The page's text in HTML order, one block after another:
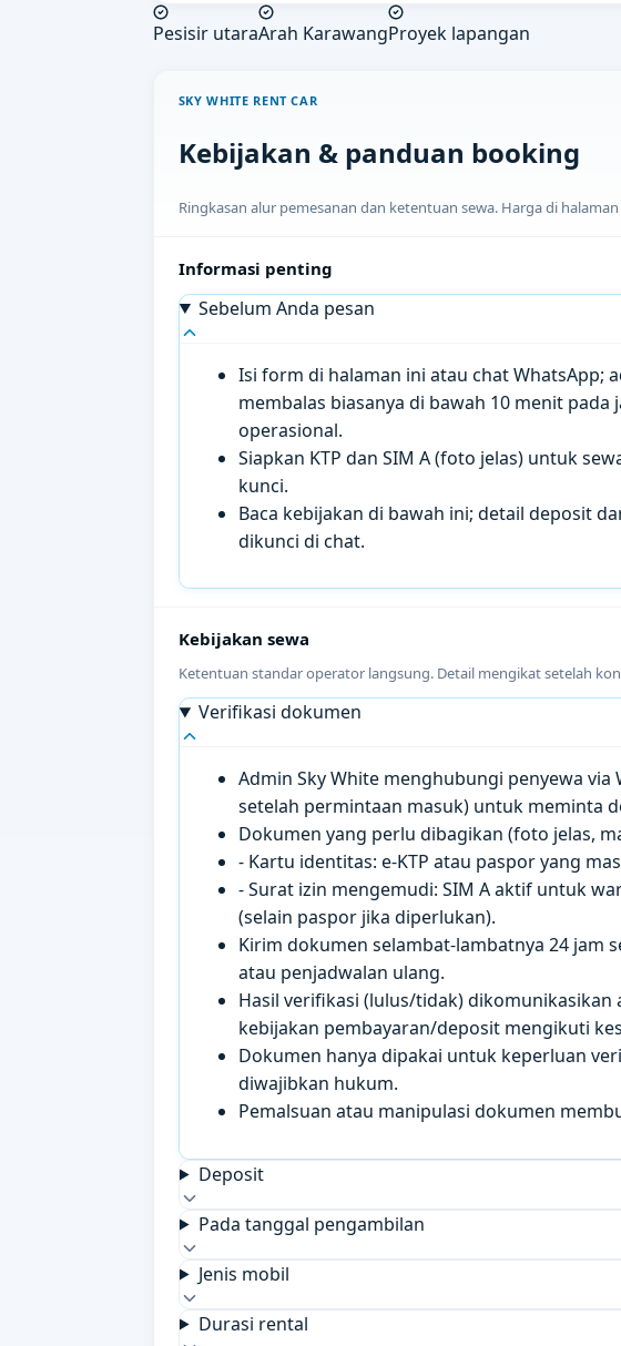
Pesisir utaraArah KarawangProyek lapangan
SKY WHITE RENT CAR
Kebijakan & panduan booking
Ringkasan alur pemesanan dan ketentuan sewa. Harga di
Informasi penting
Sebelum Anda pesan
Isi form di halaman ini atau chat WhatsApp;
membalas biasanya di bawah 10 menit pada
operasional.
Siapkan KTP dan SIM A (foto jelas) untuk
kunci.
Baca kebijakan di bawah ini; detail deposit
dikunci di chat.
Kebijakan sewa
Ketentuan standar operator langsung. Detail mengikat setelah
Verifikasi dokumen
Admin Sky White menghubungi penyewa
setelah permintaan masuk) untuk meminta
Dokumen yang perlu dibagikan (foto jelas,
- Kartu identitas: e-KTP atau paspor yang
- Surat izin mengemudi: SIM A aktif untuk
(selain paspor jika diperlukan).
Kirim dokumen selambat-lambatnya 24 jam
atau penjadwalan ulang.
Hasil verifikasi (lulus/tidak) dikomunikasikan
kebijakan pembayaran/deposit mengikuti
Dokumen hanya dipakai untuk keperluan
diwajibkan hukum.
Pemalsuan atau manipulasi dokumen
Deposit
Pada tanggal pengambilan
Jenis mobil
Durasi rental